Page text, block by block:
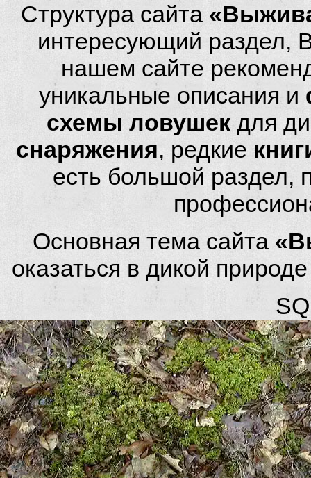
Структура сайта
интересующий раздел,
нашем сайте
уникальные описания и
схемы ловушек для
снаряжения, редкие
есть большой
Основная тема сайта
оказаться в дикой